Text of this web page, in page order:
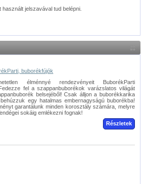
jelszavával tud belépni.
buborékfújók
élménnyé rendezvényeit BuborékParti
fel a szappanbuborékok varázslatos világát
belsejéből! Csak álljon a buborékkarika
egy hatalmas embernagyságú buborékba!
garantálunk minden korosztály számára, melyre
sokáig emlékezni fognak!
Részletek